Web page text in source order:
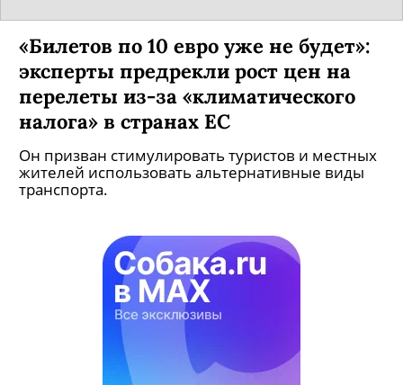
«Билетов по 10 евро уже не будет»:
эксперты предрекли рост цен на
перелеты из-за «климатического
налога» в странах ЕС
Он призван стимулировать туристов и местных
жителей использовать альтернативные виды
транспорта.